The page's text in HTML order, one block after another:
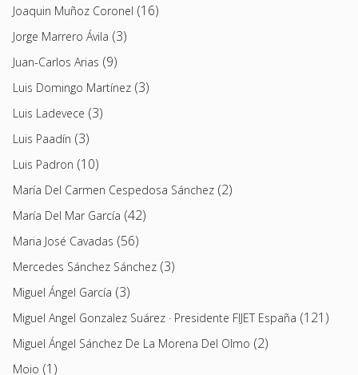
Joaquin Muñoz Coronel (16)
Jorge Marrero Ávila (3)
Juan-Carlos Arias (9)
Luis Domingo Martínez (3)
Luis Ladevece (3)
Luis Paadín (3)
Luis Padron (10)
María Del Carmen Cespedosa Sánchez (2)
María Del Mar García (42)
Maria José Cavadas (56)
Mercedes Sánchez Sánchez (3)
Miguel Ángel García (3)
Miguel Angel Gonzalez Suárez · Presidente FIJET España (121)
Miguel Ángel Sánchez De La Morena Del Olmo (2)
Moio (1)